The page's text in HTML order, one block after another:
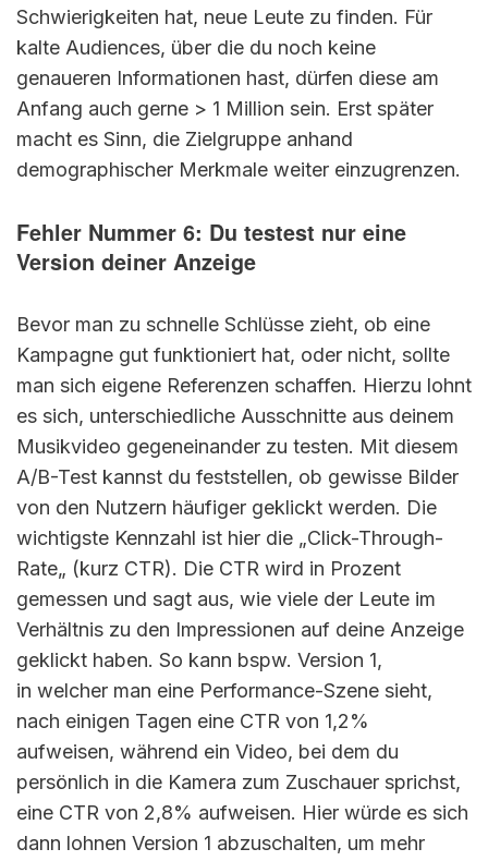
Schwierigkeiten hat, neue Leute zu finden. Für
kalte Audiences, über die du noch keine
genaueren Informationen hast, dürfen diese am
Anfang auch gerne > 1 Million sein. Erst später
macht es Sinn, die Zielgruppe anhand
demographischer Merkmale weiter einzugrenzen.
Fehler Nummer 6: Du testest nur eine
Version deiner Anzeige
Bevor man zu schnelle Schlüsse zieht, ob eine
Kampagne gut funktioniert hat, oder nicht, sollte
man sich eigene Referenzen schaffen. Hierzu lohnt
es sich, unterschiedliche Ausschnitte aus deinem
Musikvideo gegeneinander zu testen. Mit diesem
A/B-Test kannst du feststellen, ob gewisse Bilder
von den Nutzern häufiger geklickt werden. Die
wichtigste Kennzahl ist hier die „Click-Through-
Rate„ (kurz CTR). Die CTR wird in Prozent
gemessen und sagt aus, wie viele der Leute im
Verhältnis zu den Impressionen auf deine Anzeige
geklickt haben. So kann bspw. Version 1,
in welcher man eine Performance-Szene sieht,
nach einigen Tagen eine CTR von 1,2%
aufweisen, während ein Video, bei dem du
persönlich in die Kamera zum Zuschauer sprichst,
eine CTR von 2,8% aufweisen. Hier würde es sich
dann lohnen Version 1 abzuschalten, um mehr